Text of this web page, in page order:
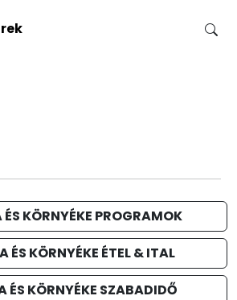
KÖRNYÉKE PROGRAMOK
ÉS KÖRNYÉKE ÉTEL & ITAL
ÉS KÖRNYÉKE SZABADIDŐ